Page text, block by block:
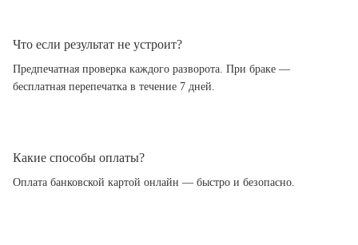
Что если результат не устроит?
Предпечатная проверка каждого разворота. При браке —
бесплатная перепечатка в течение 7 дней.
Какие способы оплаты?
Оплата банковской картой онлайн — быстро и безопасно.